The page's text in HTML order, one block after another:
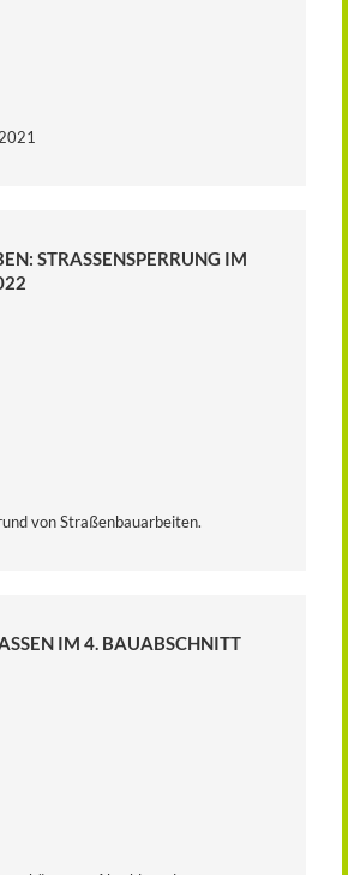
STRASSENSPERRUNG IM N
von Straßenbauarbeiten.
IM 4. BAUABSCHNITT W